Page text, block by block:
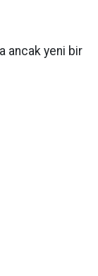
ancak yeni bir